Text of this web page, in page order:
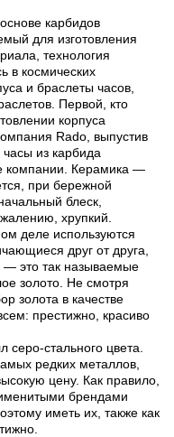
карбидов
для изготовления
технология
в космических
и браслеты часов,
Первой, кто
корпуса
Rado, выпустив
из карбида
компании. Керамика —
при бережной
блеск,
хрупкий.
деле используются
друг от друга,
— это так называемые
золото. Не смотря
золота в качестве
престижно, красиво
стального цвета.
редких металлов,
цену. Как правило,
брендами
иметь их, также как